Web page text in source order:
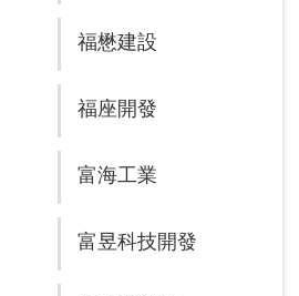
福懋建設
福座開發
富海工業
富昱科技開發